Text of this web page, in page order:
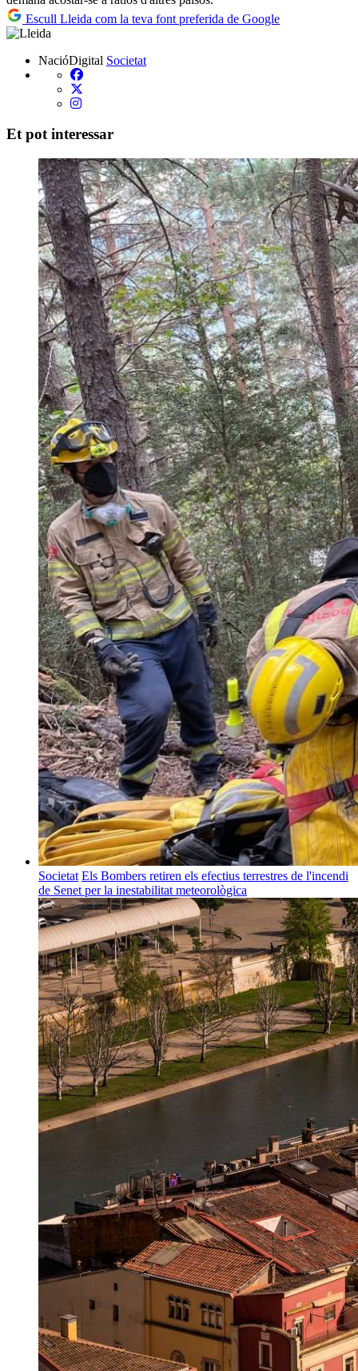
Escull Lleida com la teva font preferida de Google
NacióDigital Societat
Et pot interessar
Societat Els Bombers retiren els efectius terrestres de l'incendi
de Senet per la inestabilitat meteorològica